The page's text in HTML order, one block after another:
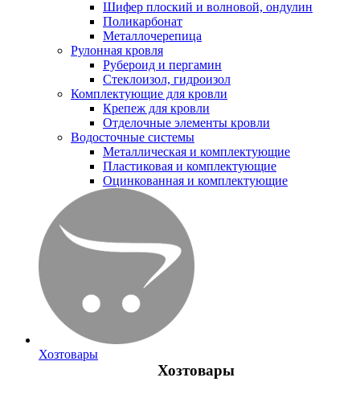
Шифер плоский и волновой, ондулин
Поликарбонат
Металлочерепица
Рулонная кровля
Рубероид и пергамин
Стеклоизол, гидроизол
Комплектующие для кровли
Крепеж для кровли
Отделочные элементы кровли
Водосточные системы
Металлическая и комплектующие
Пластиковая и комплектующие
Оцинкованная и комплектующие
Хозтовары
Хозтовары